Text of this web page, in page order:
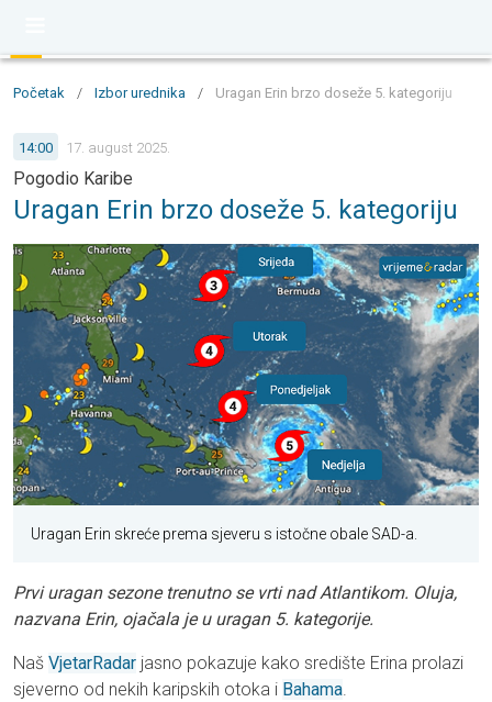
Početak / Izbor urednika / Uragan Erin brzo doseže 5. kategoriju
14:00 17. august 2025.
Pogodio Karibe
Uragan Erin brzo doseže 5. kategoriju
Uragan Erin skreće prema sjeveru s istočne obale SAD-a.
Prvi uragan sezone trenutno se vrti nad Atlantikom. Oluja,
nazvana Erin, ojačala je u uragan 5. kategorije.
Naš VjetarRadar jasno pokazuje kako središte Erina prolazi
sjeverno od nekih karipskih otoka i Bahama.